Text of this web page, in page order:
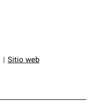
Sitio web